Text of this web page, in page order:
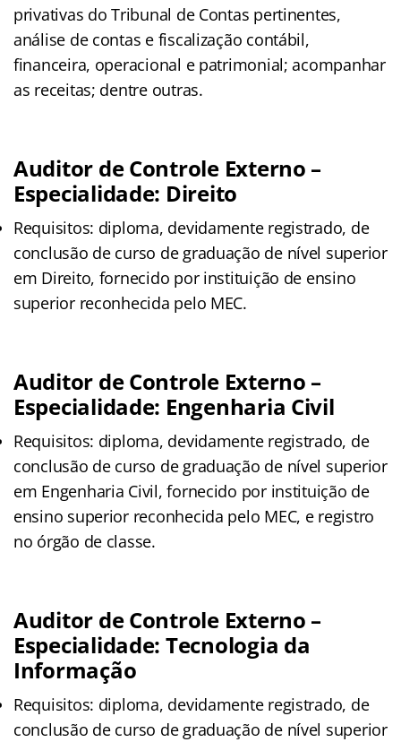
privativas do Tribunal de Contas pertinentes,
análise de contas e fiscalização contábil,
financeira, operacional e patrimonial; acompanhar
as receitas; dentre outras.
Auditor de Controle Externo –
Especialidade: Direito
Requisitos: diploma, devidamente registrado, de
conclusão de curso de graduação de nível superior
em Direito, fornecido por instituição de ensino
superior reconhecida pelo MEC.
Auditor de Controle Externo –
Especialidade: Engenharia Civil
Requisitos: diploma, devidamente registrado, de
conclusão de curso de graduação de nível superior
em Engenharia Civil, fornecido por instituição de
ensino superior reconhecida pelo MEC, e registro
no órgão de classe.
Auditor de Controle Externo –
Especialidade: Tecnologia da
Informação
Requisitos: diploma, devidamente registrado, de
conclusão de curso de graduação de nível superior